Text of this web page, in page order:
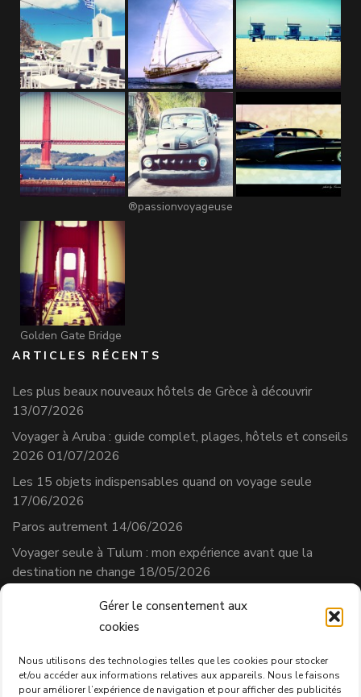
Gérer le consentement aux
cookies
Nous utilisons des technologies telles que les cookies pour stocker
et/ou accéder aux informations relatives aux appareils. Nous le faisons
pour améliorer l’expérience de navigation et pour afficher des publicités
®passionvoyageuse
Golden Gate Bridge
ARTICLES RÉCENTS
Les plus beaux nouveaux hôtels de Grèce à découvrir
13/07/2026
Voyager à Aruba : guide complet, plages, hôtels et conseils
2026 01/07/2026
Les 15 objets indispensables quand on voyage seule
17/06/2026
Paros autrement 14/06/2026
Voyager seule à Tulum : mon expérience avant que la
destination ne change 18/05/2026
Prestataire de services
N° affilié AVS : 331.684.3